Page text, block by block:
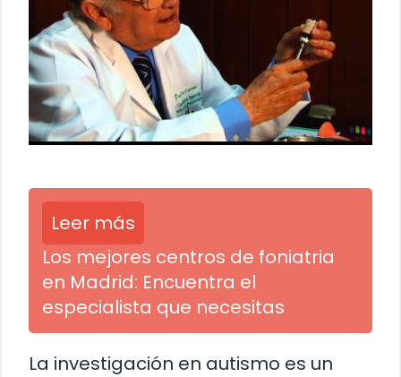
Leer más
Los mejores centros de foniatria
en Madrid: Encuentra el
especialista que necesitas
La investigación en autismo es un